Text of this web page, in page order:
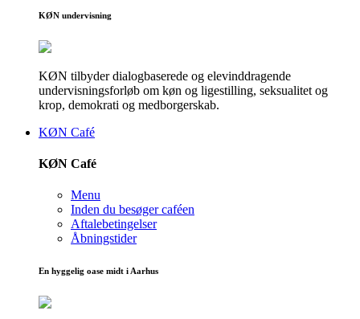
KØN undervisning
KØN tilbyder dialogbaserede og elevinddragende
undervisningsforløb om køn og ligestilling, seksualitet og
krop, demokrati og medborgerskab.
KØN Café
KØN Café
Menu
Inden du besøger caféen
Aftalebetingelser
Åbningstider
En hyggelig oase midt i Aarhus